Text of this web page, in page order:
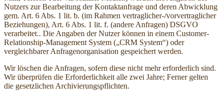
Nutzers zur Bearbeitung der Kontaktanfrage und deren Abwicklung
gem. Art. 6 Abs. 1 lit. b. (im Rahmen vertraglicher-/vorvertraglicher
Beziehungen), Art. 6 Abs. 1 lit. f. (andere Anfragen) DSGVO
verarbeitet.. Die Angaben der Nutzer können in einem Customer-
Relationship-Management System („CRM System“) oder
vergleichbarer Anfragenorganisation gespeichert werden.
Wir löschen die Anfragen, sofern diese nicht mehr erforderlich sind.
Wir überprüfen die Erforderlichkeit alle zwei Jahre; Ferner gelten
die gesetzlichen Archivierungspflichten.